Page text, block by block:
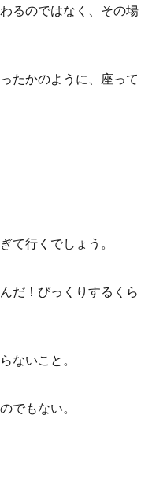
るのではなく、その場
たかのように、座って
て行くでしょう。
だ！びっくりするくら
ないこと。
でもない。